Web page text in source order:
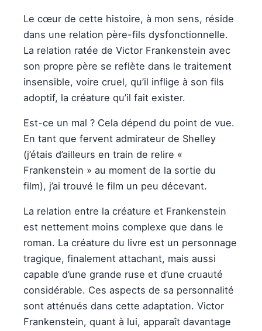
Le cœur de cette histoire, à mon sens, réside
dans une relation père-fils dysfonctionnelle.
La relation ratée de Victor Frankenstein avec
son propre père se reflète dans le traitement
insensible, voire cruel, qu’il inflige à son fils
adoptif, la créature qu’il fait exister.
Est-ce un mal ? Cela dépend du point de vue.
En tant que fervent admirateur de Shelley
(j’étais d’ailleurs en train de relire «
Frankenstein » au moment de la sortie du
film), j’ai trouvé le film un peu décevant.
La relation entre la créature et Frankenstein
est nettement moins complexe que dans le
roman. La créature du livre est un personnage
tragique, finalement attachant, mais aussi
capable d’une grande ruse et d’une cruauté
considérable. Ces aspects de sa personnalité
sont atténués dans cette adaptation. Victor
Frankenstein, quant à lui, apparaît davantage